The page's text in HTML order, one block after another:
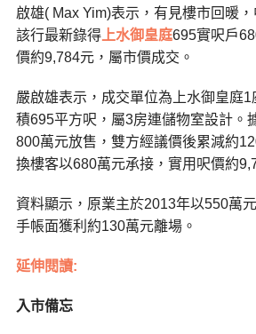
啟雄( Max Yim)表示，有見樓市回暖
該行最新錄得上水御皇庭695實呎戶
價約9,784元，屬市價成交。
嚴啟雄表示，成交單位為上水御皇庭
積695平方呎，屬3房連儲物室設計。
800萬元放售，雙方經議價後累減約
換樓客以680萬元承接，實用呎價約
資料顯示，原業主於2013年以550萬
手帳面獲利約130萬元離場。
延伸閱讀:
入市備忘